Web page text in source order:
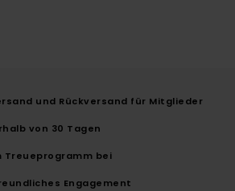
und Rückversand für Mitglieder
von 30 Tagen
Treueprogramm bei
Engagement